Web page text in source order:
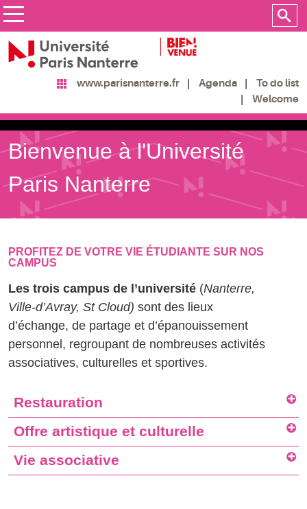
www.parisnanterre.fr Agenda
To do list
Welcome
Bienvenue à l'Université
Paris Nanterre
PROFITEZ DE VOTRE VIE ÉTUDIANTE SUR NOS
CAMPUS
Les trois campus de l’université (Nanterre,
Ville-d’Avray, St Cloud) sont des lieux
d’échange, de partage et d’épanouissement
personnel, regroupant de nombreuses activités
associatives, culturelles et sportives.
Restauration
Offre artistique et culturelle
Vie associative